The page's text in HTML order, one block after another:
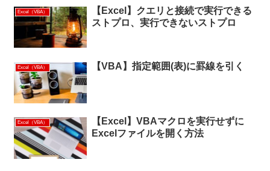
Excel（VBA）
【Excel】クエリと接続で実行できる
ストプロ、実行できないストプロ
Excel（VBA） 【VBA】指定範囲(表)に罫線を引く
Excel（VBA）
【Excel】VBAマクロを実行せずに
Excelファイルを開く方法